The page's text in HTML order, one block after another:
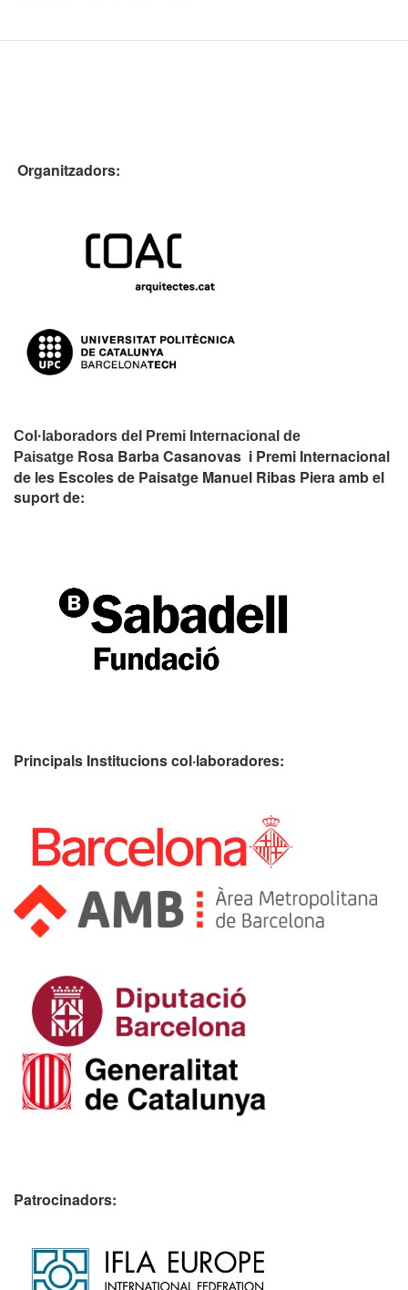
Organitzadors:
Col·laboradors del Premi Internacional de
Paisatge Rosa Barba Casanovas i Premi Internacional
de les Escoles de Paisatge Manuel Ribas Piera amb el
suport de:
Principals Institucionscol·laboradores:
Patrocinadors: